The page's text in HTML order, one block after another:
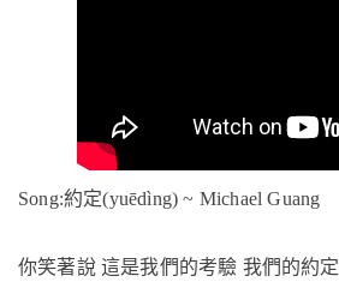
Song:約定(yuēdìng) ~ Michael Guang
你笑著說這是我們的考驗 我們的約定